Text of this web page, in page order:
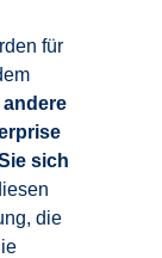
für
andere
sich
die